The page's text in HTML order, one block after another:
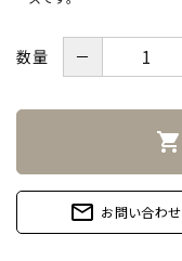
数量 －
shopping_cart
mail_outline お問い合わせ